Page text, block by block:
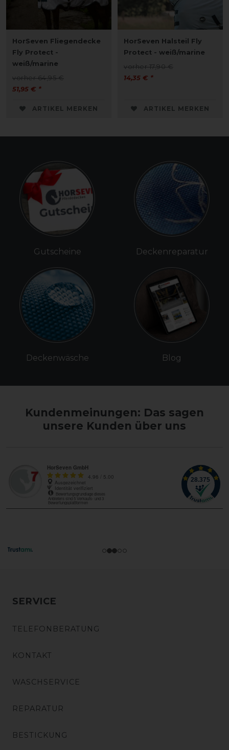
HorSeven Fliegendecke
Fly Protect -
weiß/marine
vorher 64,95 €
51,95 € *
ARTIKEL MERKEN
HorSeven Halsteil Fly
Protect - weiß/marine
vorher 17,90 €
14,35 € *
ARTIKEL MERKEN
Gutscheine
Deckenwäsche
Deckenreparatur
Blog
Kundenmeinungen: Das sagen
unsere Kunden über uns
SERVICE
TELEFONBERATUNG
KONTAKT
WASCHSERVICE
REPARATUR
BESTICKUNG